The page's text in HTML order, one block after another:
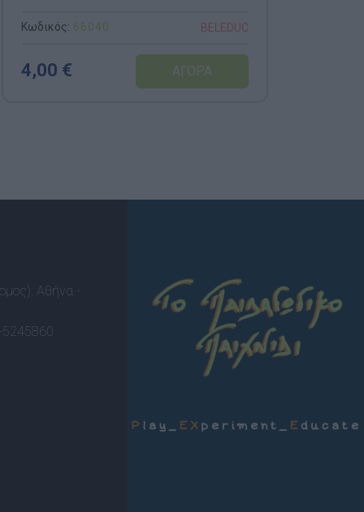
Κωδικός: 66040 BELEDUC
4,00 €
Αθήνα -
5245860